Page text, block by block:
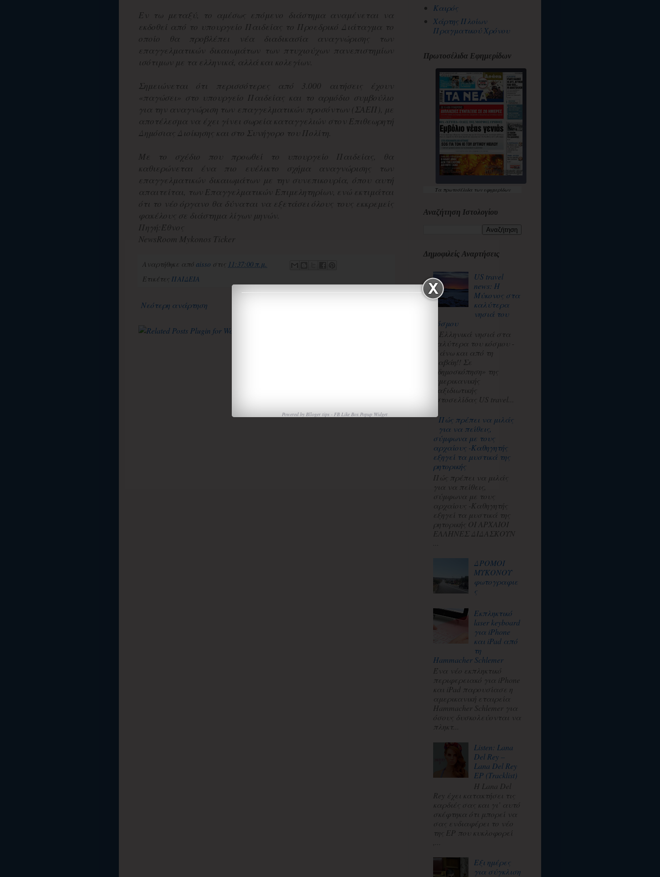
Εν τω μεταξύ, το αμέσως επόμενο διάστημα αναμένεται να
εκδοθεί από το υπουργείο Παιδείας το Προεδρικό Διάταγμα το
οποίο θα προβλέπει νέα διαδικασία αναγνώρισης των
επαγγελματικών δικαιωμάτων των πτυχιούχων πανεπιστημίων
ισότιμων με τα ελληνικά, αλλά και κολεγίων.
Σημειώνεται ότι περισσότερες από 3.000 αιτήσεις έχουν
«παγώσει» στο υπουργείο Παιδείας και το αρμόδιο συμβούλιο
για την αναγνώριση των επαγγελματικών προσόντων (ΣΑΕΠ), με
αποτέλεσμα να έχει γίνει σωρεία καταγγελιών στον Επιθεωρητή
Δημόσιας Διοίκησης και στο Συνήγορο του Πολίτη.
Με το σχέδιο που προωθεί το υπουργείο Παιδείας, θα
καθιερώνεται ένα πιο ευέλικτο σχήμα αναγνώρισης των
επαγγελματικών δικαιωμάτων με την συνεπικουρία, όπου αυτή
απαιτείται, των Επαγγελματικών Επιμελητηρίων, ενώ εκτιμάται
ότι το νέο όργανο θα δύναται να εξετάσει όλους τους εκκρεμείς
φακέλους σε διάστημα λίγων μηνών.
Πηγή:Έθνος
NewsRoom Mykonos Ticker
Αναρτήθηκε από aisso στις 11:37:00 π.μ.
Ετικέτες ΠΑΙΔΕΙΑ
Νεότερη ανάρτηση
Powered byBlloger tips -FB Like Box Popup Widget
Καιρός
Χάρτης Πλοίων
Πραγματικού Χρόνου
Πρωτοσέλιδα Εφημερίδων
Τα πρωτοσέλιδατων εφημερίδων
Αναζήτηση Ιστολογίου
Δημοφιλείς Αναρτήσεις
US travel
news: Η
Μύκονος στα
καλύτερα
νησιά του
κόσμου
3 Ελληνικά νησιά στα
καλύτερα του κόσμου -
Πάνω και από τη
Χαβάη!! Σε
«δημοσκόπηση» της
αμερικανικής
ταξιδιωτικής
ιστοσελίδας US travel...
Πώς πρέπει να μιλάς
για να πείθεις,
σύμφωνα με τους
αρχαίους -Καθηγητής
εξηγεί τα μυστικά της
ρητορικής
Πώς πρέπει να μιλάς
για να πείθεις,
σύμφωνα με τους
αρχαίους -Καθηγητής
εξηγεί τα μυστικά της
ρητορικής ΟΙ ΑΡΧΑΙΟΙ
ΕΛΛΗΝΕΣ ΔΙΔΑΣΚΟΥΝ
ΔΡΟΜΟΙ
ΜΥΚΟΝΟΥ
φωτογραφιε
ς
Εκπληκτικό
laser keyboard
για iPhone
και iPad από
τη
Hammacher Schlemer
Ένα νέο εκπληκτικό
περιφερειακό για iPhone
και iPad παρουσίασε η
αμερικανική εταιρεία
Hammacher Schlemer για
όσους δυσκολεύονται να
πληκτ...
Listen: Lana
Del Rey –
Lana Del Rey
EP (Tracklist)
Η Lana Del
Rey έχει κατακτήσει τις
καρδιές σας και γι’ αυτό
σκέφτηκα ότι μπορεί να
σας ενδιαφέρει το νέο
της EP που κυκλοφορεί
Εξι ημέρες
για σύγκλιση